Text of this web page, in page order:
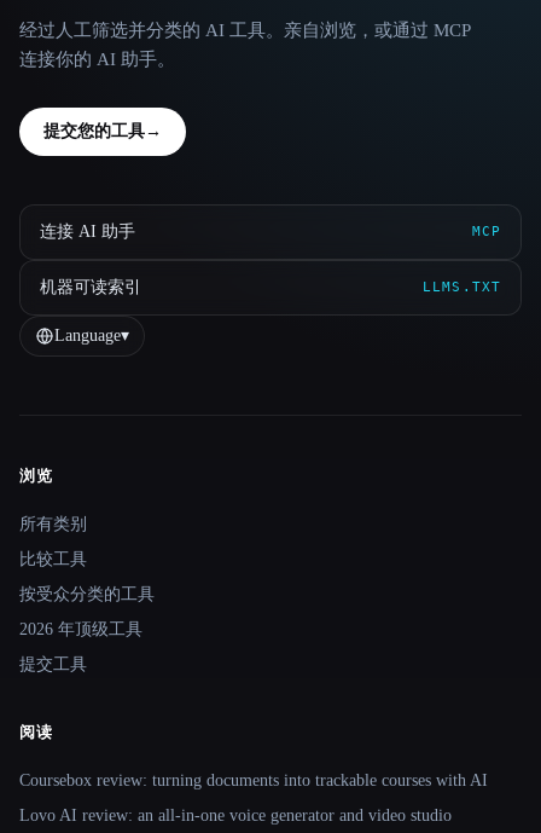
经过人工筛选并分类的 AI 工具。亲自浏览，或通过 MCP
连接你的 AI 助手。
提交您的工具→
连接 AI 助手 MCP
机器可读索引 LLMS.TXT
Language▾
Site navigation
浏览
所有类别
比较工具
按受众分类的工具
2026 年顶级工具
提交工具
阅读
Coursebox review: turning documents into trackable courses with AI
Lovo AI review: an all-in-one voice generator and video studio